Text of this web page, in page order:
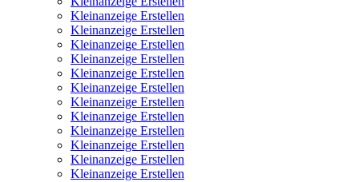
Kleinanzeige Erstellen
Kleinanzeige Erstellen
Kleinanzeige Erstellen
Kleinanzeige Erstellen
Kleinanzeige Erstellen
Kleinanzeige Erstellen
Kleinanzeige Erstellen
Kleinanzeige Erstellen
Kleinanzeige Erstellen
Kleinanzeige Erstellen
Kleinanzeige Erstellen
Kleinanzeige Erstellen